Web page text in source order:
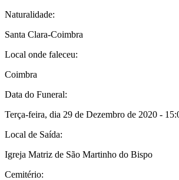
Naturalidade:
Santa Clara-Coimbra
Local onde faleceu:
Coimbra
Data do Funeral:
Terça-feira, dia 29 de Dezembro de 2020 -
Local de Saída:
Igreja Matriz de São Martinho do Bispo
Cemitério: